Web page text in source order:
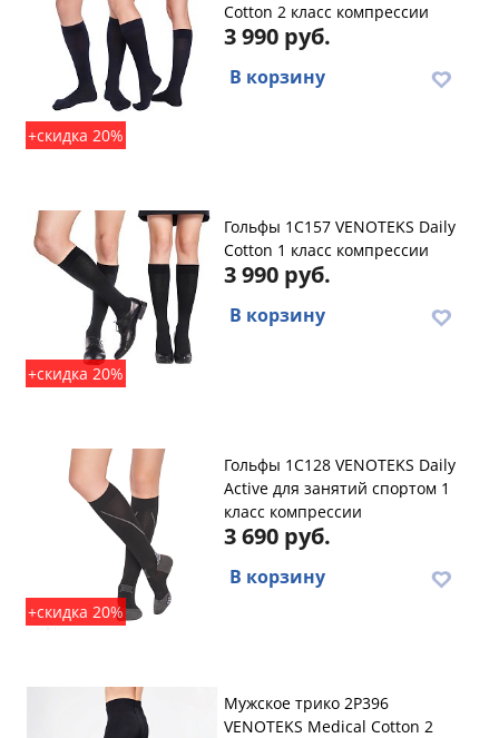
+скидка 20%
Cotton 2 класс компрессии
3 990 руб.
В корзину
+скидка 20%
Гольфы 1C157 VENOTEKS Daily
Cotton 1 класс компрессии
3 990 руб.
В корзину
+скидка 20%
Гольфы 1C128 VENOTEKS Daily
Active для занятий спортом 1
класс компрессии
3 690 руб.
В корзину
Мужское трико 2P396
VENOTEKS Medical Cotton 2